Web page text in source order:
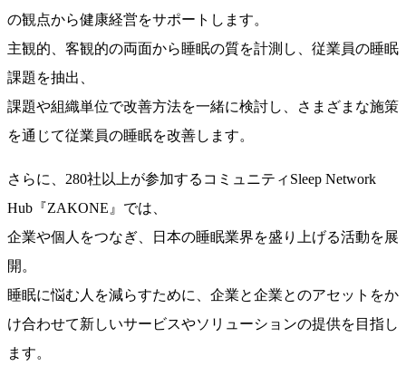
の観点から健康経営をサポートします。
主観的、客観的の両面から睡眠の質を計測し、従業員の睡眠
課題を抽出、
課題や組織単位で改善方法を一緒に検討し、さまざまな施策
を通じて従業員の睡眠を改善します。
さらに、280社以上が参加するコミュニティSleep Network
Hub『ZAKONE』では、
企業や個人をつなぎ、日本の睡眠業界を盛り上げる活動を展
開。
睡眠に悩む人を減らすために、企業と企業とのアセットをか
け合わせて新しいサービスやソリューションの提供を目指し
ます。